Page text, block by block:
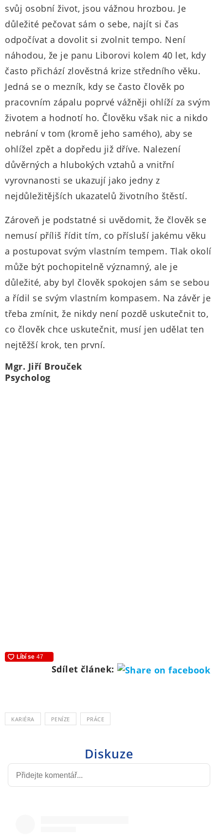
svůj osobní život, jsou vážnou hrozbou. Je
důležité pečovat sám o sebe, najít si čas
odpočívat a dovolit si zvolnit tempo. Není
náhodou, že je panu Liborovi kolem 40 let, kdy
často přichází zlověstná krize středního věku.
Jedná se o mezník, kdy se často člověk po
pracovním zápalu poprvé vážněji ohlíží za svým
životem a hodnotí ho. Člověku však nic a nikdo
nebrání v tom (kromě jeho samého), aby se
ohlížel zpět a dopředu již dříve. Nalezení
důvěrných a hlubokých vztahů a vnitřní
vyrovnanosti se ukazují jako jedny z
nejdůležitějších ukazatelů životního štěstí.
Zároveň je podstatné si uvědomit, že člověk se
nemusí příliš řídit tím, co přísluší jakému věku
a postupovat svým vlastním tempem. Tlak okolí
může být pochopitelně významný, ale je
důležité, aby byl člověk spokojen sám se sebou
a řídil se svým vlastním kompasem. Na závěr je
třeba zmínit, že nikdy není pozdě uskutečnit to,
co člověk chce uskutečnit, musí jen udělat ten
nejtěžší krok, ten první.
Mgr. Jiří Brouček
Psycholog
Sdílet článek:
KARIÉRA PENÍZE PRÁCE
Diskuze